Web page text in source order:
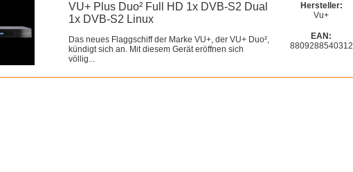
VU+ Plus Duo² Full HD 1x DVB-S2 Dual
1x DVB-S2 Linux
Das neues Flaggschiff der Marke VU+, der VU+ Duo²,
kündigt sich an. Mit diesem Gerät eröffnen sich
völlig...
Hersteller:
Vu+
EAN:
8809288540312